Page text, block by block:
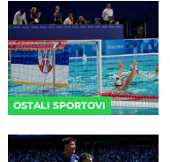
OSTALI SPORTOVI